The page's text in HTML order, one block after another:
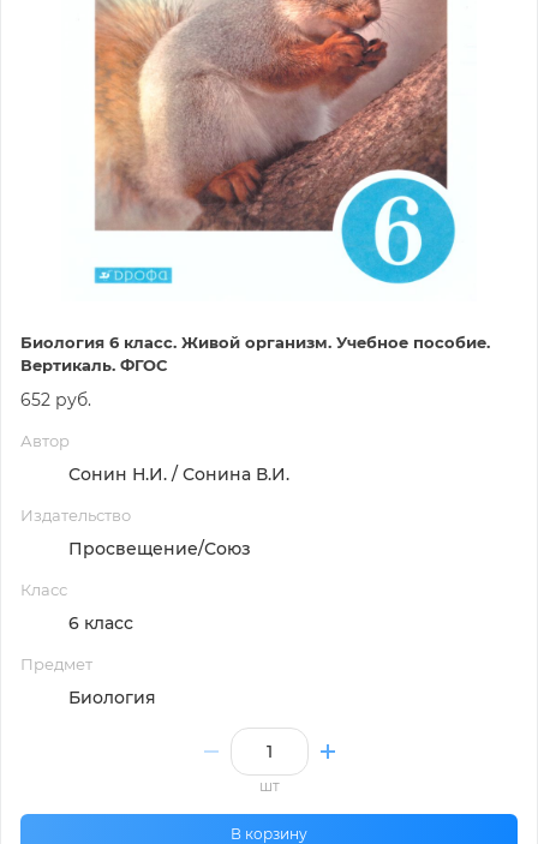
Биология 6 класс. Живой организм. Учебное пособие.
Вертикаль. ФГОС
652 руб.
Автор
Сонин Н.И. / Сонина В.И.
Издательство
Просвещение/Союз
Класс
6 класс
Предмет
Биология
шт
В корзину